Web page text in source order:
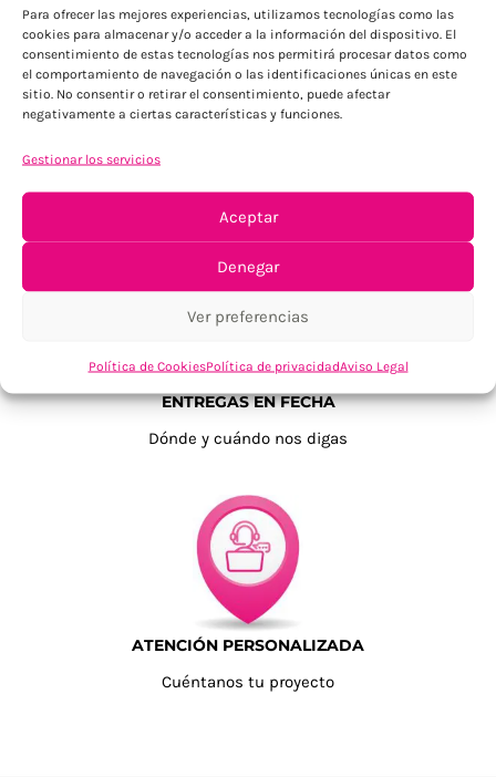
Para ofrecer las mejores experiencias, utilizamos tecnologías como las
cookies para almacenar y/o acceder a la información del dispositivo. El
consentimiento de estas tecnologías nos permitirá procesar datos como
el comportamiento de navegación o las identificaciones únicas en este
sitio. No consentir o retirar el consentimiento, puede afectar
negativamente a ciertas características y funciones.
Gestionar los servicios
Aceptar
Denegar
Ver preferencias
Política de CookiesPolítica de privacidadAviso Legal
TU SATISFACCIÓN = LA NUESTRA
Tu confianza, nuestro objetivo
ENTREGAS EN FECHA
Dónde y cuándo nos digas
ATENCIÓN PERSONALIZADA
Cuéntanos tu proyecto